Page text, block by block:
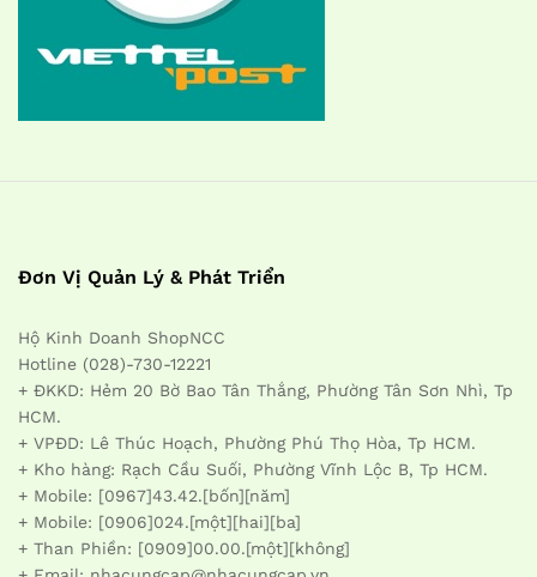
Đơn Vị Quản Lý & Phát Triển
Hộ Kinh Doanh ShopNCC
Hotline (028)-730-12221
+ ĐKKD: Hẻm 20 Bờ Bao Tân Thắng, Phường Tân Sơn Nhì, Tp
HCM.
+ VPĐD: Lê Thúc Hoạch, Phường Phú Thọ Hòa, Tp HCM.
+ Kho hàng: Rạch Cầu Suối, Phường Vĩnh Lộc B, Tp HCM.
+ Mobile: [0967]43.42.[bốn][năm]
+ Mobile: [0906]024.[một][hai][ba]
+ Than Phiền: [0909]00.00.[một][không]